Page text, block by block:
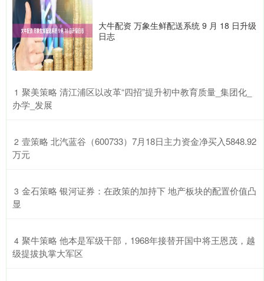
大牛配资 万象生鲜配送系统 9 月 18 日升级
日志
1 ​聚美策略 清江浦区以改革“四招”提升初中教育质量_集团化_
办学_发展
2 ​壹策略 北汽蓝谷（600733）7月18日主力资金净买入5848.92
万元
3 ​金石策略 银河证券：在政策的加持下 地产板块的配置价值凸
显
4 ​聚牛策略 他本是军级干部，1968年接替开国中将王恩茂，越
级提拔执掌大军区